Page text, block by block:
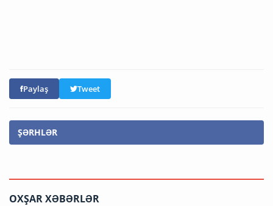
Paylaş Tweet
ŞƏRHLƏR
OXŞAR XƏBƏRLƏR